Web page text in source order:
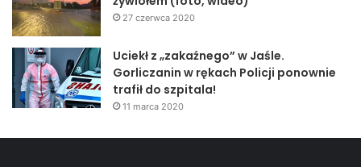
27 czerwca 2020
Uciekł z „zakaźnego” w Jaśle.
Gorliczanin w rękach Policji ponownie
trafił do szpitala!
11 marca 2020